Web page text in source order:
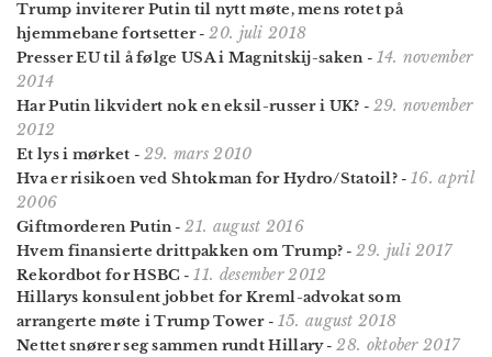
Trump inviterer Putin til nytt møte, mens rotet på
hjemmebane fortsetter-20. juli 2018
Presser EU til å følge USA i Magnitskij-saken- 14. november
2014
Har Putin likvidert nok en eksil-russer i UK? - 29. november
2012
Et lys i mørket - 29. mars 2010
Hva er risikoen ved Shtokman for Hydro/Statoil? -16. april
2006
Giftmorderen Putin-21. august 2016
Hvem finansierte drittpakken om Trump? -29. juli 2017
Rekordbot for HSBC -11. desember 2012
Hillarys konsulent jobbet for Kreml-advokat som
arrangerte møte i Trump Tower- 15. august 2018
Nettet snører seg sammen rundt Hillary-28. oktober 2017